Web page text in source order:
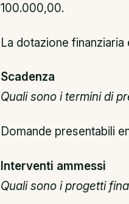
100.000,00.
La dotazione finanziaria
Scadenza
Quali sono i termini di
Domande presentabili
Interventi ammessi
Quali sono i progetti